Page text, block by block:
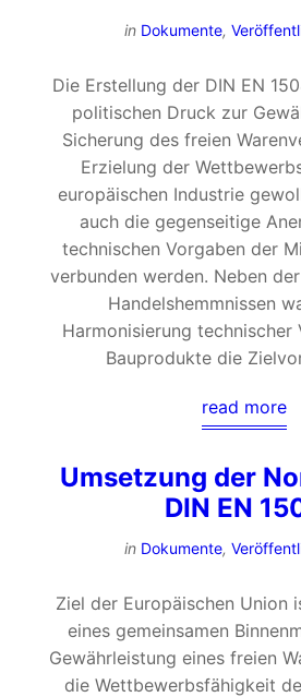
in Dokumente,
Die Erstellung der DIN EN
politischen Druck zur
Sicherung des freien
Erzielung der
europäischen Industrie
auch die gegenseitige
technischen Vorgaben der
verbunden werden. Neben
Handelshemmnissen
Harmonisierung
Bauprodukte die
read more
Umsetzung der
DIN EN
in Dokumente,
Ziel der Europäischen Union
eines gemeinsamen
Gewährleistung eines freien
die Wettbewerbsfähigkeit